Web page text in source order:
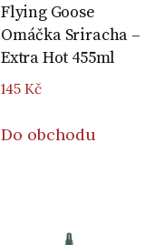
Flying Goose
Omáčka Sriracha –
Extra Hot 455ml
145 Kč
Do obchodu